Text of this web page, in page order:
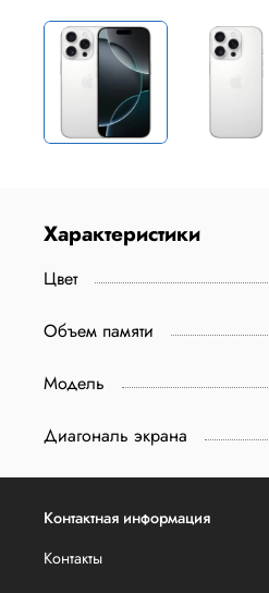
Характеристики
Цвет
Объем памяти
Модель
Диагональ экрана
Контактная информация
Контакты